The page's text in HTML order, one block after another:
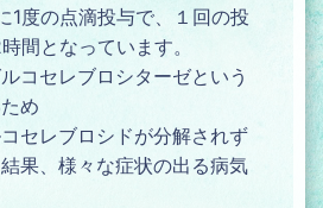
1度の点滴投与で、１回の投
間となっています。
コセレブロシターゼという
め
セレブロシドが分解されず
果、様々な症状の出る病気